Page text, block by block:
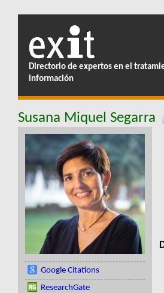
Directorio de expertos en el
información
Susana Miquel Segarra
Google Citations
ResearchGate